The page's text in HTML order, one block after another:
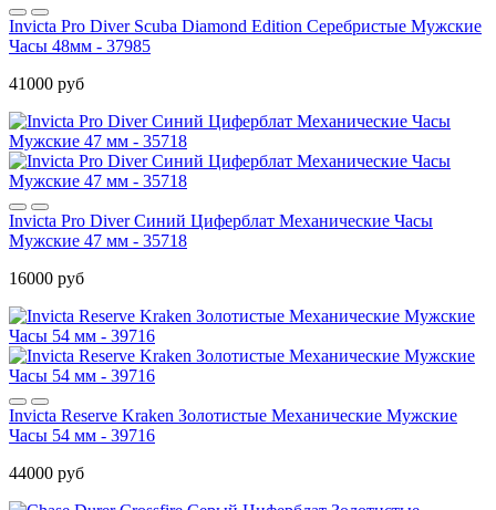
Invicta Pro Diver Scuba Diamond Edition Серебристые Мужские
Часы 48мм - 37985
41000 руб
Invicta Pro Diver Синий Циферблат Механические Часы
Мужские 47 мм - 35718
16000 руб
Invicta Reserve Kraken Золотистые Механические Мужские
Часы 54 мм - 39716
44000 руб